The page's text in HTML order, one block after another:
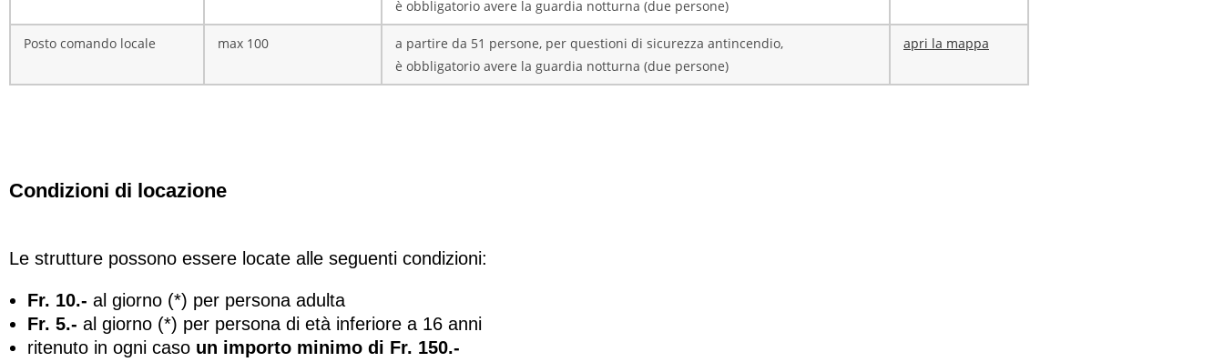
è obbligatorio avere la guardia notturna (due persone)
Posto comando locale max 100
a partire da 51 persone, per questioni di sicurezza antincendio,
è obbligatorio avere la guardia notturna (due persone)
apri la mappa
Condizioni di locazione
Le strutture possono essere locate alle seguenti condizioni:
Fr. 10.- al giorno (*) per persona adulta
Fr. 5.- al giorno (*) per persona di età inferiore a 16 anni
ritenuto in ogni caso un importo minimo di Fr. 150.-